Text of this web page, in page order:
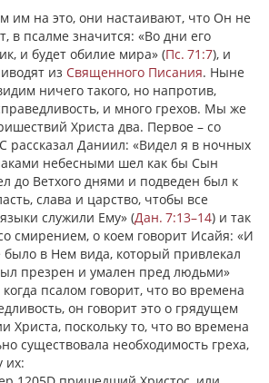
им на это, они настаивают, что Он не
в псалме значится: «Во дни его
и будет обилие мира» (Пс. 71:7), и
из Священного Писания. Ныне
ничего такого, но напротив,
и много грехов. Мы же
Христа два. Первое – со
рассказал Даниил: «Видел я в ночных
небесными шел как бы Сын
до Ветхого днями и подведен был к
слава и царство, чтобы все
служили Ему» (Дан. 7:13–14) и так
смирением, о коем говорит Исайя: «И
в Нем вида, который привлекал
презрен и умален пред людьми»
когда псалом говорит, что во времена
он говорит это о грядущем
Христа, поскольку то, что во времена
существовала необходимость греха,
их: